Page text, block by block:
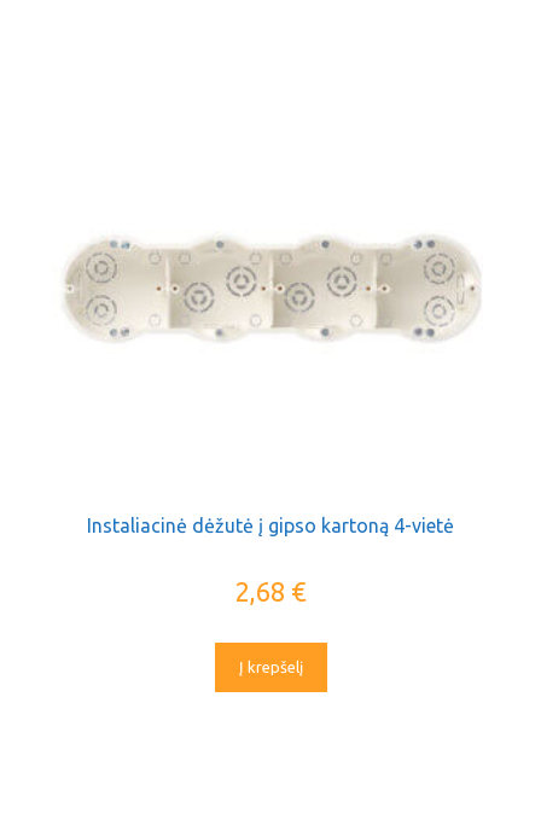
Instaliacinė dėžutė į gipso kartoną 4-vietė
2,68 €
Į krepšelį